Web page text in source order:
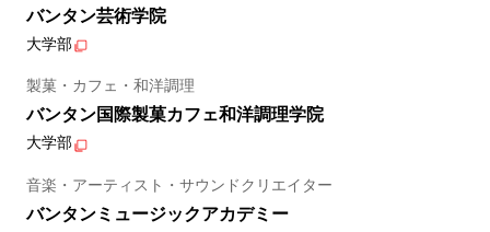
バンタン芸術学院
大学部
製菓・カフェ・和洋調理
バンタン国際製菓カフェ和洋調理学院
大学部
音楽・アーティスト・サウンドクリエイター
バンタンミュージックアカデミー